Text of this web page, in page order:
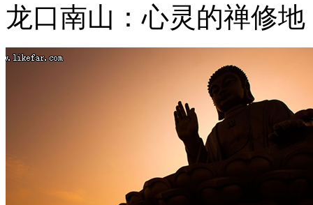
龙口南山：心灵的禅修地